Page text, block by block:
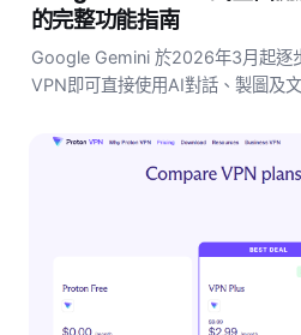
的完整功能指南
Google Gemini 於2026年3月起逐
VPN即可直接使用AI對話、製圖及
差異，以及對本地用戶的實際使用
原生支援的大型AI平台。